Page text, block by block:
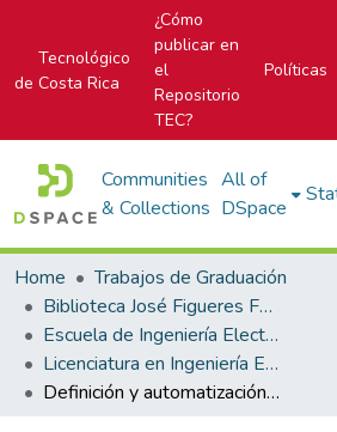
Tecnológico
de Costa Rica
¿Cómo
publicar en
el
Repositorio
TEC?
Políticas
Communities
& Collections
All of
DSpace
Home
Trabajos de Graduación
Biblioteca José Figueres Ferrer
Escuela de Ingeniería Electrónica
Licenciatura en Ingeniería Electrónica
Definición y automatización del proceso de validación de las fallas del producto Montvale